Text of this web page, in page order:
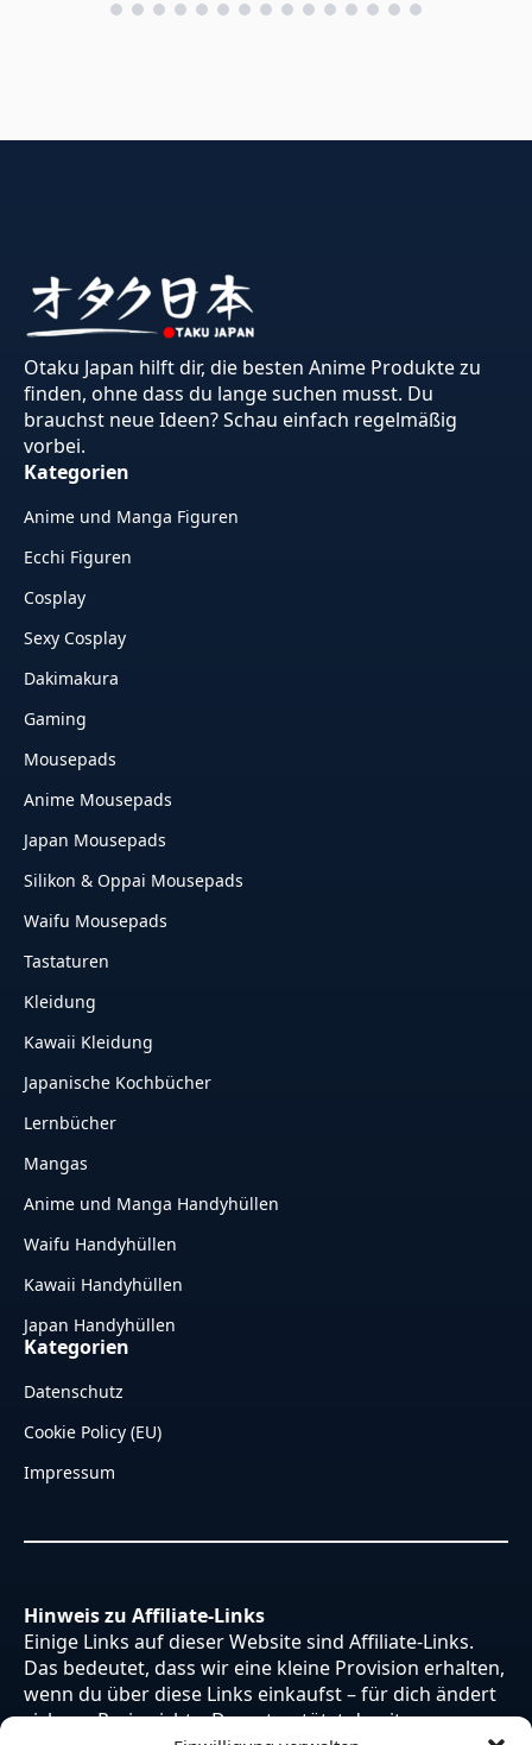
Otaku Japan hilft dir, die besten Anime Produkte zu
finden, ohne dass du lange suchen musst. Du
brauchst neue Ideen? Schau einfach regelmäßig
vorbei.
Kategorien
Anime und Manga Figuren
Ecchi Figuren
Cosplay
Sexy Cosplay
Dakimakura
Gaming
Mousepads
Anime Mousepads
Japan Mousepads
Silikon & Oppai Mousepads
Waifu Mousepads
Tastaturen
Kleidung
Kawaii Kleidung
Japanische Kochbücher
Lernbücher
Mangas
Anime und Manga Handyhüllen
Waifu Handyhüllen
Kawaii Handyhüllen
Japan Handyhüllen
Kategorien
Datenschutz
Cookie Policy (EU)
Impressum
Hinweis zu Affiliate-Links
Einige Links auf dieser Website sind Affiliate-Links.
Das bedeutet, dass wir eine kleine Provision erhalten,
wenn du über diese Links einkaufst – für dich ändert
sich am Preis nichts. Du unterstützt damit unsere